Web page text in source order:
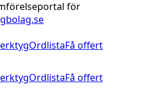
för
OrdlistaFå offert
OrdlistaFå offert